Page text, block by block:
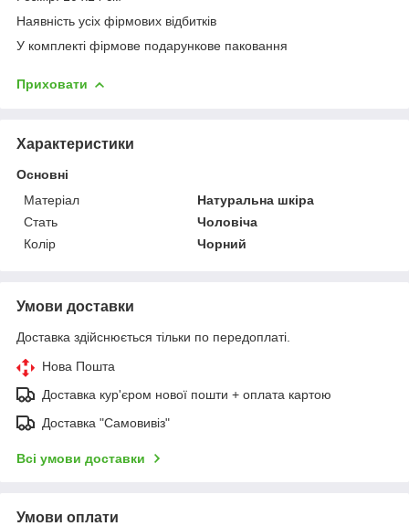
Наявність усіх фірмових відбитків
У комплекті фірмове подарункове паковання
Приховати
Характеристики
Основні
Матеріал
Натуральна шкіра
Стать
Чоловіча
Колір
Чорний
Умови доставки
Доставка здійснюється тільки по передоплаті.
Нова Пошта
Доставка кур'єром нової пошти + оплата картою
Доставка "Самовивіз"
Всі умови доставки
Умови оплати